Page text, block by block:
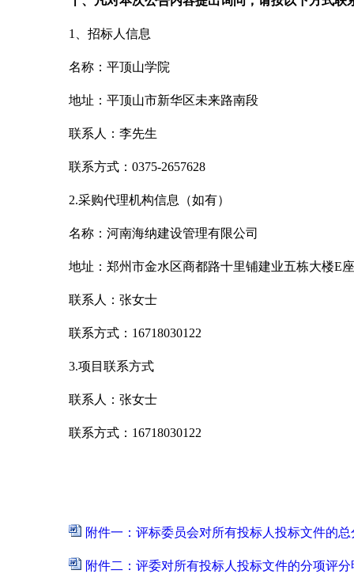
1 、招标人信息
名称：平顶山学院
地址：平顶山市新华区未来路南段
联系人：李先生
联系方式： 0375-2657628
2.采购代理机构信息（如有）
名称：河南海纳建设管理有限公司
地址：郑州市金水区商都路十里铺建业五栋大楼E
联系人：张女士
联系方式： 16718030122
3.项目联系方式
联系人：张女士
联系方式： 16718030122
附件一：评标委员会对所有投标人投标文件的总
附件二：评委对所有投标人投标文件的分项评分